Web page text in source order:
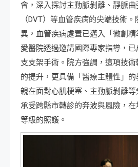
會，深入探討主動脈剝離、靜脈
（DVT）等血管疾病的尖端技術
異，血管疾病處置已邁入「微創
愛醫院透過邀請國際專家指導，
支支架手術。院方強調，這項技
的提升，更具備「醫療主體性」
親在面對心肌梗塞、主動脈剝離
承受跨縣市轉診的奔波與風險，
等級的照護。